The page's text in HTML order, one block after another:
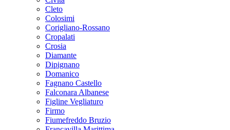
Cleto
Colosimi
Corigliano-Rossano
Cropalati
Crosia
Diamante
Dipignano
Domanico
Fagnano Castello
Falconara Albanese
Figline Vegliaturo
Firmo
Fiumefreddo Bruzio